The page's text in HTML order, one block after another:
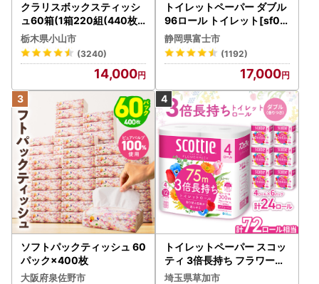
クラリスボックスティッシ
ュ60箱(1箱220組(440枚))
(5個入り×12セット)【配送
不可地域：離島・沖縄県】
【1256759】
栃木県小山市
(3240)
14,000
トイレットペーパー ダブル
96ロール トイレット[sf00
1-012]
静岡県富士市
(1192)
17,000
ソフトパックティッシュ 60
パック×400枚
大阪府泉佐野市
トイレットペーパー スコッ
ティ 3倍長持ち フラワーパ
ック 4ロール×6P
埼玉県草加市